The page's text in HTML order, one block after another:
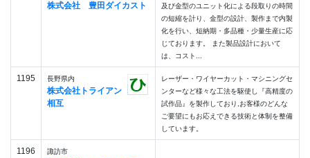
株式会社 豊田ダイカスト
及び金型のユニット化による段取りの時間
の短縮を計り、金型の設計、製作まで内製
化を行い、短納期・多品種・少量生産に応
じております。 また製品設計において
は、コスト...
1195 長野県内
株式会社トライアン
相互
レーザー・ワイヤーカット・マシニングセ
ンターなど様々な工法を駆使し『高精度の
試作品』を製作しており,お客様のどんな
ご要望にもお応えできる技術と体制を整備
しています。
1196 諏訪市